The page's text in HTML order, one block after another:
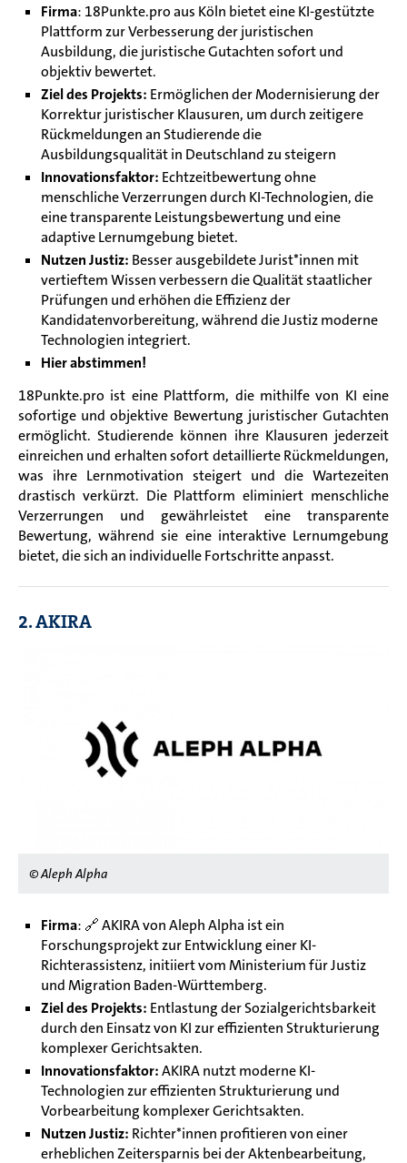
Firma: 18Punkte.pro aus Köln bietet eine KI-gestützte
Plattform zur Verbesserung der juristischen
Ausbildung, die juristische Gutachten sofort und
objektiv bewertet.
Ziel des Projekts: Ermöglichen der Modernisierung der
Korrektur juristischer Klausuren, um durch zeitigere
Rückmeldungen an Studierende die
Ausbildungsqualität in Deutschland zu steigern
Innovationsfaktor: Echtzeitbewertung ohne
menschliche Verzerrungen durch KI-Technologien, die
eine transparente Leistungsbewertung und eine
adaptive Lernumgebung bietet.
Nutzen Justiz: Besser ausgebildete Jurist*innen mit
vertieftem Wissen verbessern die Qualität staatlicher
Prüfungen und erhöhen die Effizienz der
Kandidatenvorbereitung, während die Justiz moderne
Technologien integriert.
Hier abstimmen!
18Punkte.pro ist eine Plattform, die mithilfe von KI eine
sofortige und objektive Bewertung juristischer Gutachten
ermöglicht. Studierende können ihre Klausuren jederzeit
einreichen und erhalten sofort detaillierte Rückmeldungen,
was ihre Lernmotivation steigert und die Wartezeiten
drastisch verkürzt. Die Plattform eliminiert menschliche
Verzerrungen und gewährleistet eine transparente
Bewertung, während sie eine interaktive Lernumgebung
bietet, die sich an individuelle Fortschritte anpasst.
2. AKIRA
© Aleph Alpha
Firma: 🔗AKIRA von Aleph Alpha ist ein
Forschungsprojekt zur Entwicklung einer KI-
Richterassistenz, initiiert vom Ministerium für Justiz
und Migration Baden-Württemberg.
Ziel des Projekts: Entlastung der Sozialgerichtsbarkeit
durch den Einsatz von KI zur effizienten Strukturierung
komplexer Gerichtsakten.
Innovationsfaktor:AKIRA nutzt moderne KI-
Technologien zur effizienten Strukturierung und
Vorbearbeitung komplexer Gerichtsakten.
Nutzen Justiz: Richter*innen profitieren von einer
erheblichen Zeitersparnis bei der Aktenbearbeitung,